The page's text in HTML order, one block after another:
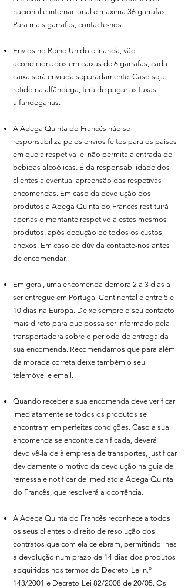
nacional e internacional e máxima 36 garrafas.
Para mais garrafas, contacte-nos.
Envios no Reino Unido e Irlanda, vão
acondicionados em caixas de 6 garrafas, cada
caixa será enviada separadamente. Caso seja
retido na alfândega, terá de pagar as taxas
alfandegarias.
A Adega Quinta do Francês não se
responsabiliza pelos envios feitos para os países
em que a respetiva lei não permita a entrada de
bebidas alcoólicas. É da responsabilidade dos
clientes a eventual apreensão das respetivas
encomendas. Em caso da devolução dos
produtos a Adega Quinta do Francês restituirá
apenas o montante respetivo a estes mesmos
produtos, após dedução de todos os custos
anexos. Em caso de dúvida contacte-nos antes
de encomendar.
Em geral, uma encomenda demora 2 a 3 dias a
ser entregue em Portugal Continental e entre 5 e
10 dias na Europa. Deixe sempre o seu contacto
mais direto para que possa ser informado pela
transportadora sobre o período de entrega da
sua encomenda. Recomendamos que para além
da morada correta deixe também o seu
telemóvel e email.
Quando receber a sua encomenda deve verificar
imediatamente se todos os produtos se
encontram em perfeitas condições. Caso a sua
encomenda se encontre danificada, deverá
devolvê-la de à empresa de transportes, justificar
devidamente o motivo da devolução na guia de
remessa e notificar de imediato a Adega Quinta
do Francês, que resolverá a ocorrência.
A Adega Quinta do Francês reconhece a todos
os seus clientes o direito de resolução dos
contratos que com ela celebram, permitindo-lhes
a devolução num prazo de 14 dias dos produtos
adquiridos nos termos do Decreto-Lei n.º
143/2001 e Decreto-Lei 82/2008 de 20/05. Os